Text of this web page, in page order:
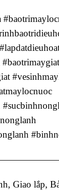
#baotrimaygiat
Giao lắp,